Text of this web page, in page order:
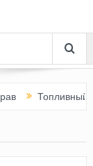
Топливный